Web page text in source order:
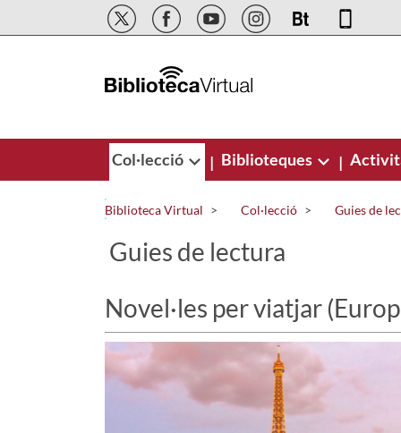
Salta al contingut principal
Col·lecció | Biblioteques |
Biblioteca Virtual Col·lecció Guies de
Guies de lectura
Novel·les per viatjar